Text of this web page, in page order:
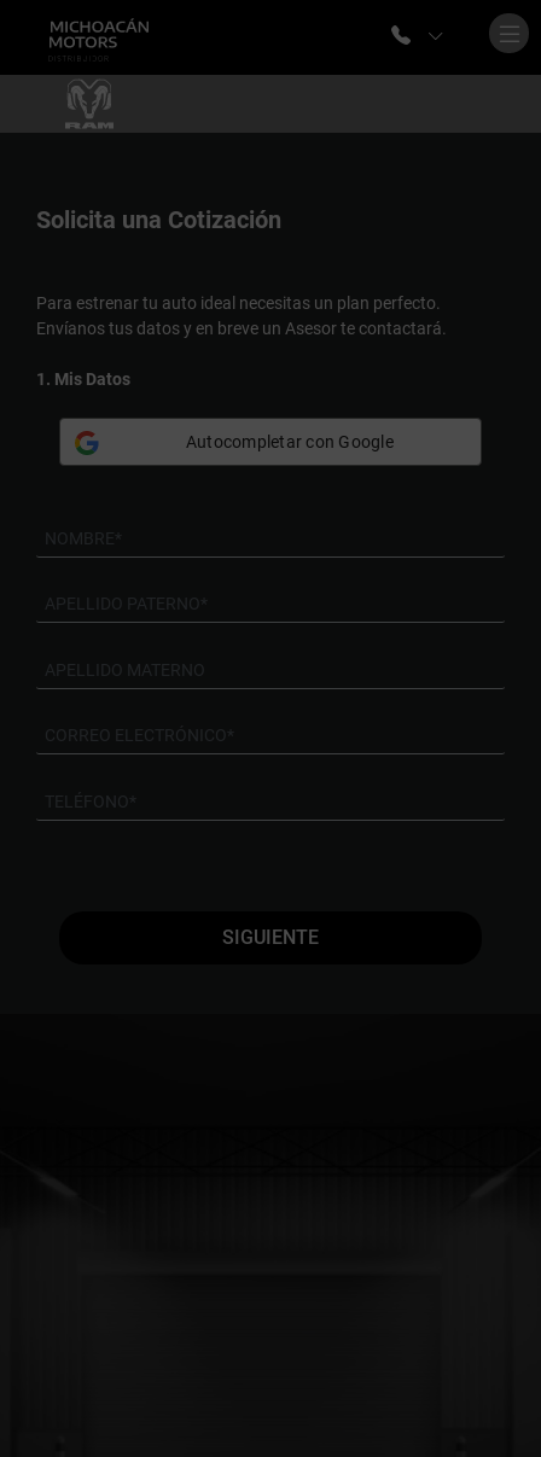
Solicita una Cotización
Para estrenar tu auto ideal necesitas un plan perfecto.
Envíanos tus datos y en breve un Asesor te contactará.
1. Mis Datos
Autocompletar con Google
SIGUIENTE